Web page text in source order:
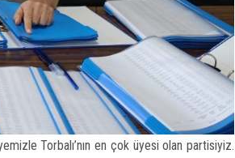
Torbalı’nın en çok üyesi olan partisiyiz.